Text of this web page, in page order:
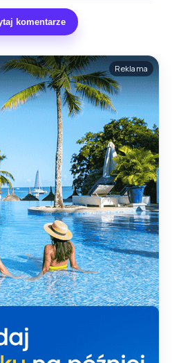
komentarze
Reklama